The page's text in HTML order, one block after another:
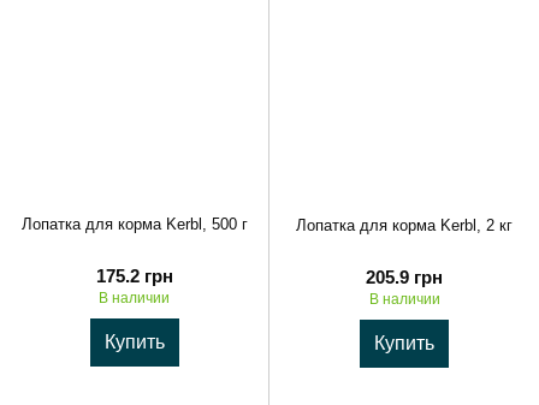
Лопатка для корма Kerbl, 500 г
175.2 грн
В наличии
Купить
Лопатка для корма Kerbl, 2 кг
205.9 грн
В наличии
Купить